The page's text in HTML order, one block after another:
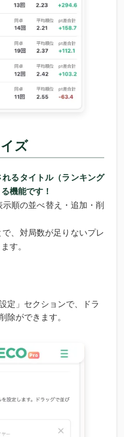
ズ
るタイトル（ランキング
機能です！
順の並べ替え・追加・削
、対局数が足りないプレ
す。
定」セクションで、ドラ
除ができます。